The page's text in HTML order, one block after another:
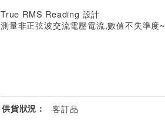
True RMS Reading 設計
測量非正弦波交流電壓電流,數值不失準度~
供貨狀況： 客訂品